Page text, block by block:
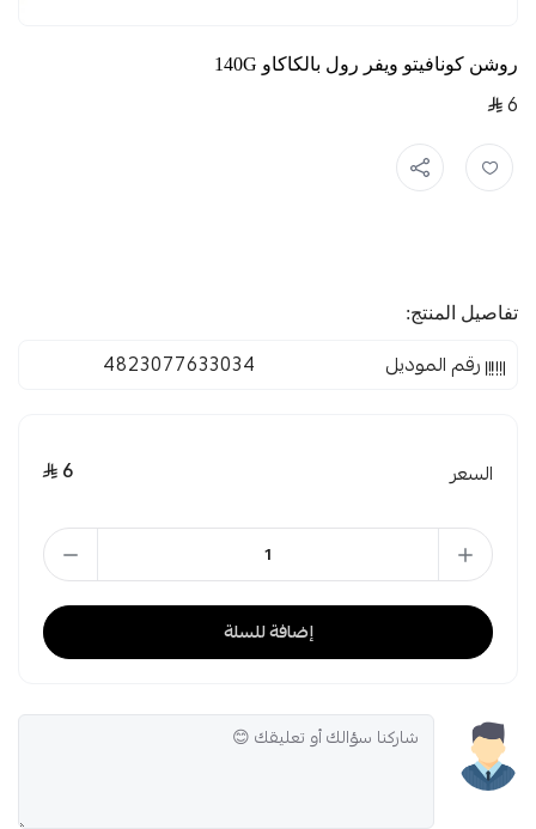
روشن كونافيتو ويفر رول بالكاكاو 140G
6
تفاصيل المنتج:
رقم الموديل 4823077633034
السعر 6
إضافة للسلة